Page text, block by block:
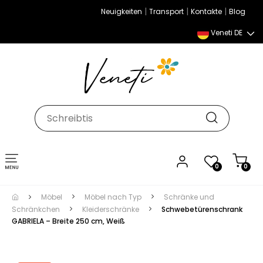
Neuigkeiten | Transport | Kontakte | Blog
Veneti DE
0 0
Umschalten
der
Navigation
Möbel Möbel nach Typ
Schränke und
Schränkchen
Kleiderschränke
Schwebetürenschrank
GABRIELA – Breite 250 cm, Weiß